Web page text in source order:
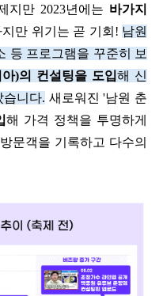
지만 2023년에는 바가지
지만 위기는 곧 기회 ! 남원
등 프로그램을 꾸준히 보
아)의 컨설팅을 도입해 신
습니다. 새로워진 '남원 춘
해 가격 정책을 투명하게
문객을 기록하고 다수의